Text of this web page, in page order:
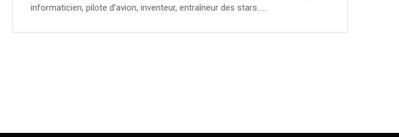
informaticien, pilote d’avion, inventeur, entraîneur des stars……